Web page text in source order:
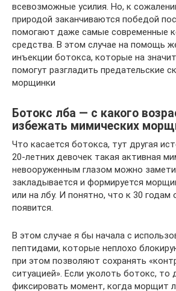
всевозможные усилия. Но, к
природой заканчиваются победой
помогают даже самые современные
средства. В этом случае на помощь
инъекции ботокса, которые на
помогут разгладить предательские
морщинки
Ботокс лба — с какого
избежать мимических
Что касается ботокса, тут другая
20-летних девочек такая активная
невооруженным глазом можно
закладывается и формируется
или на лбу. И понятно, что к 30 годам
появится.
В этом случае я бы начала с
пептидами, которые неплохо
при этом позволяют сохранять
ситуацией». Если уколоть ботокс, то
фиксировать момент, когда морщит